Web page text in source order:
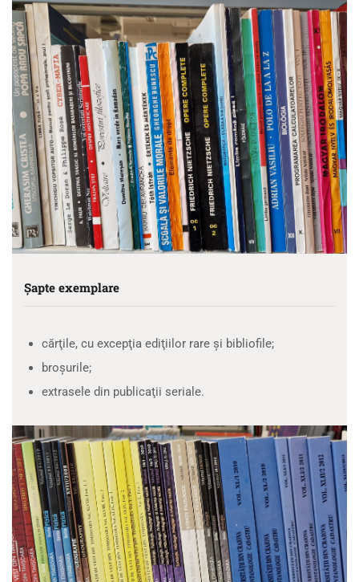
Şapte exemplare
cărţile, cu excepţia ediţiilor rare şi bibliofile;
broşurile;
extrasele din publicaţii seriale.